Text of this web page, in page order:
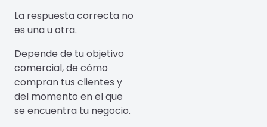
La respuesta correcta no
es una u otra.
Depende de tu objetivo
comercial, de cómo
compran tus clientes y
del momento en el que
se encuentra tu negocio.